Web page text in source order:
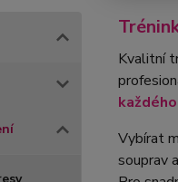
Kvalitní
Vybírat
souprav